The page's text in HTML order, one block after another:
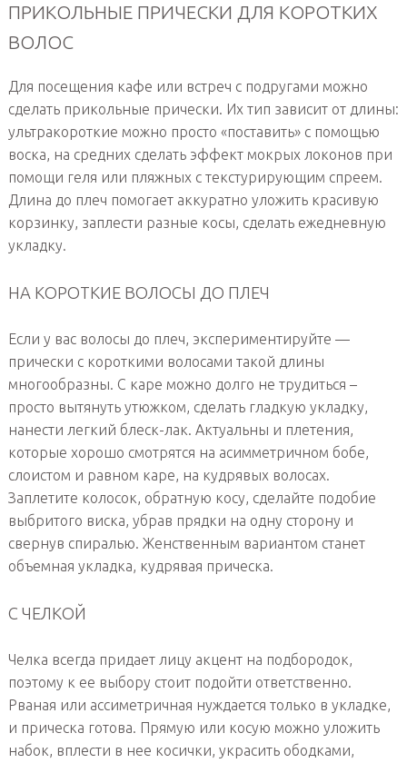
ПРИКОЛЬНЫЕ ПРИЧЕСКИ ДЛЯ КОРОТКИХ
ВОЛОС
Для посещения кафе или встреч с подругами можно
сделать прикольные прически. Их тип зависит от длины:
ультракороткие можно просто «поставить» с помощью
воска, на средних сделать эффект мокрых локонов при
помощи геля или пляжных с текстурирующим спреем.
Длина до плеч помогает аккуратно уложить красивую
корзинку, заплести разные косы, сделать ежедневную
укладку.
НА КОРОТКИЕ ВОЛОСЫ ДО ПЛЕЧ
Если у вас волосы до плеч, экспериментируйте —
прически с короткими волосами такой длины
многообразны. С каре можно долго не трудиться –
просто вытянуть утюжком, сделать гладкую укладку,
нанести легкий блеск-лак. Актуальны и плетения,
которые хорошо смотрятся на асимметричном бобе,
слоистом и равном каре, на кудрявых волосах.
Заплетите колосок, обратную косу, сделайте подобие
выбритого виска, убрав прядки на одну сторону и
свернув спиралью. Женственным вариантом станет
объемная укладка, кудрявая прическа.
С ЧЕЛКОЙ
Челка всегда придает лицу акцент на подбородок,
поэтому к ее выбору стоит подойти ответственно.
Рваная или ассиметричная нуждается только в укладке,
и прическа готова. Прямую или косую можно уложить
набок, вплести в нее косички, украсить ободками,